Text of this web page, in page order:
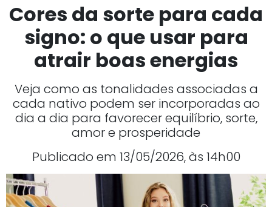
Cores da sorte para cada
signo: o que usar para
atrair boas energias
Veja como as tonalidades associadas a
cada nativo podem ser incorporadas ao
dia a dia para favorecer equilíbrio, sorte,
amor e prosperidade
Publicado em 13/05/2026, às 14h00